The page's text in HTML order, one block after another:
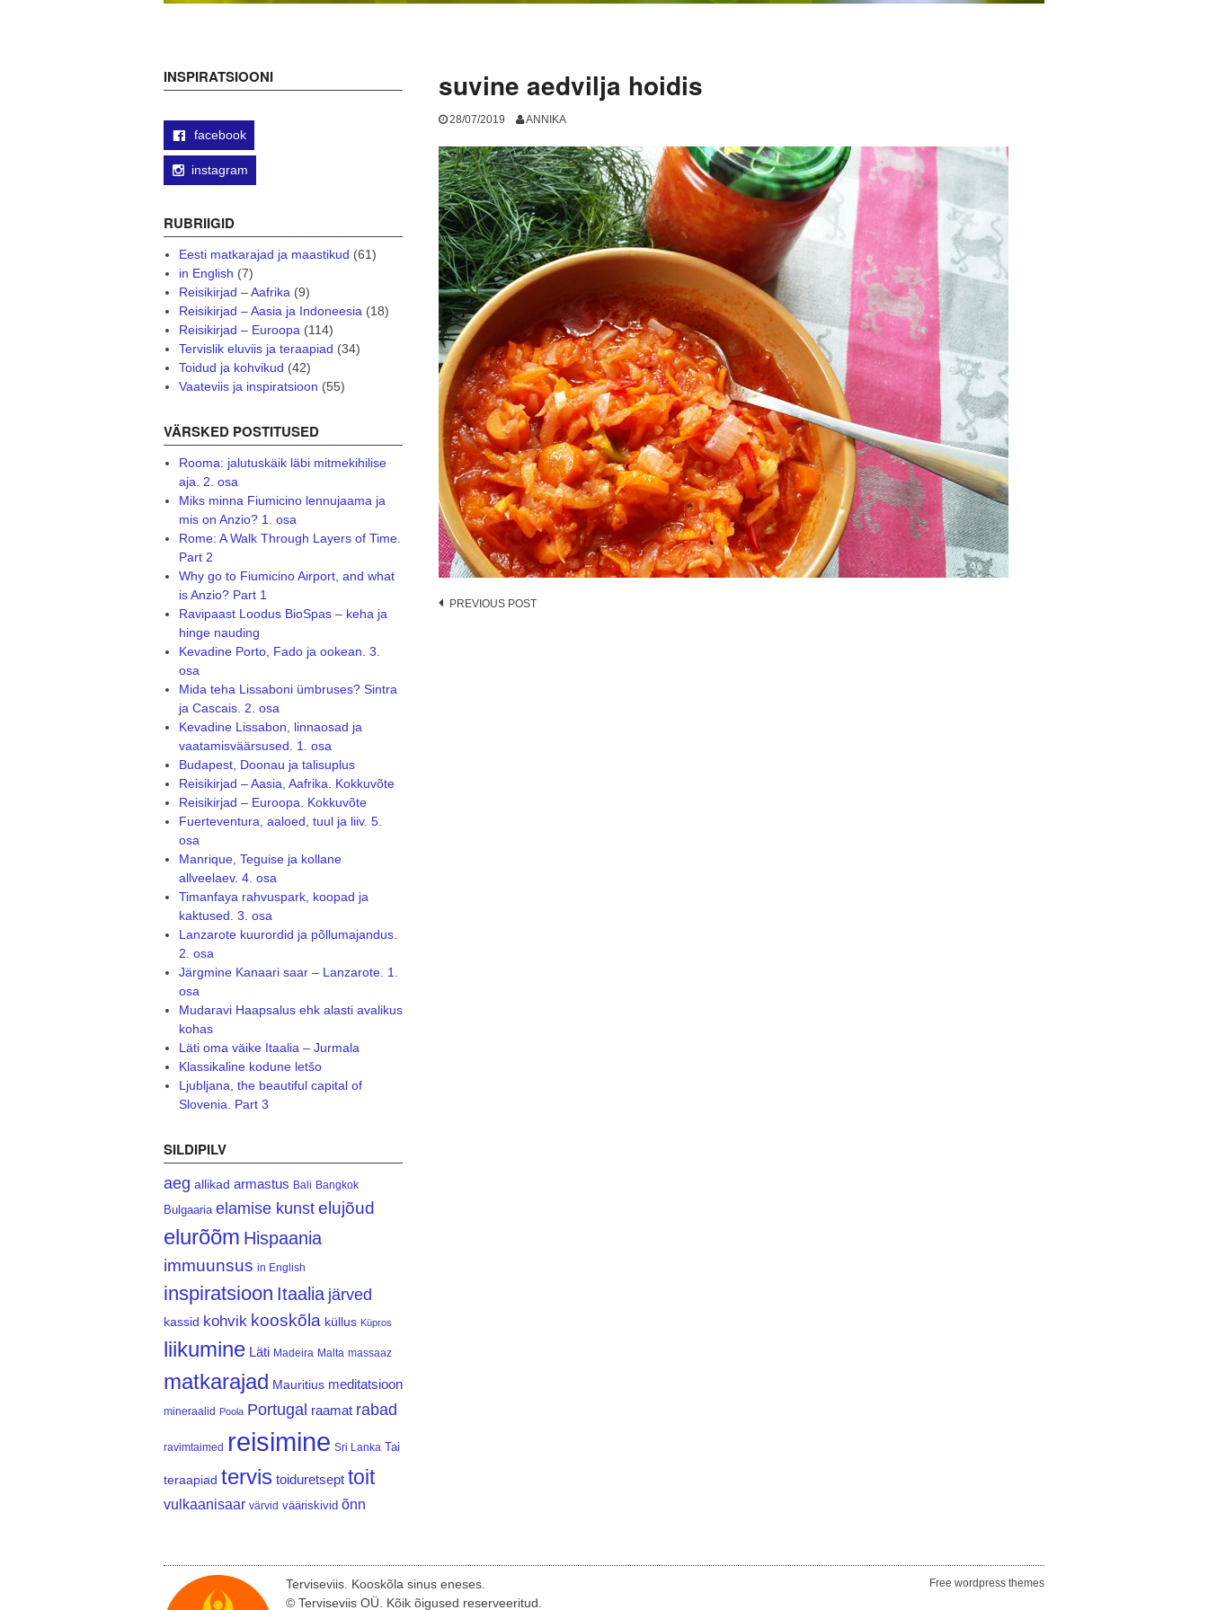
suvine aedvilja hoidis
28/07/2019 ANNIKA
Post
PREVIOUS POST
INSPIRATSIOONI
facebook
instagram
RUBRIIGID
Eesti matkarajad ja maastikud (61)
in English (7)
Reisikirjad – Aafrika(9)
Reisikirjad – Aasia ja Indoneesia(18)
Reisikirjad – Euroopa(114)
Tervislik eluviis ja teraapiad (34)
Toidud ja kohvikud (42)
Vaateviis ja inspiratsioon (55)
VÄRSKED POSTITUSED
Rooma: jalutuskäik läbi mitmekihilise
aja. 2. osa
Miks minna Fiumicino lennujaama ja
mis on Anzio? 1. osa
Rome: A Walk Through Layers of Time.
Part 2
Why go to Fiumicino Airport, and what
is Anzio? Part 1
Ravipaast Loodus BioSpas – keha ja
hinge nauding
Kevadine Porto, Fado ja ookean. 3.
osa
Mida teha Lissaboni ümbruses? Sintra
ja Cascais. 2. osa
Kevadine Lissabon, linnaosad ja
vaatamisväärsused. 1. osa
Budapest, Doonau ja talisuplus
Reisikirjad – Aasia, Aafrika. Kokkuvõte
Reisikirjad – Euroopa. Kokkuvõte
Fuerteventura, aaloed, tuul ja liiv. 5.
osa
Manrique, Teguise ja kollane
allveelaev. 4. osa
Timanfaya rahvuspark, koopad ja
kaktused. 3. osa
Lanzarote kuurordid ja põllumajandus.
2. osa
Järgmine Kanaari saar – Lanzarote. 1.
osa
Mudaravi Haapsalus ehk alasti avalikus
kohas
Läti oma väike Itaalia – Jurmala
Klassikaline kodune letšo
Ljubljana, the beautiful capital of
Slovenia. Part 3
SILDIPILV
aeg allikad armastus Bali Bangkok
Bulgaaria elamise kunst elujõud
elurõõm Hispaania
immuunsus in English
inspiratsioon Itaalia järved
kassid kohvik kooskõla küllus Küpros
liikumine Läti Madeira Malta massaaz
matkarajad Mauritius meditatsioon
mineraalid Poola Portugal raamat rabad
ravimtaimed reisimine Sri Lanka Tai
teraapiad tervis toiduretsept toit
vulkaanisaar värvid vääriskivid õnn
Terviseviis. Kooskõla sinus eneses.
© Terviseviis OÜ. Kõik õigused reserveeritud.
Free wordpress themes